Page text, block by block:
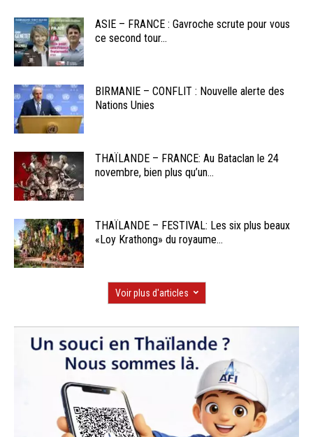
ASIE – FRANCE : Gavroche scrute pour vous
ce second tour...
BIRMANIE – CONFLIT : Nouvelle alerte des
Nations Unies
THAÏLANDE – FRANCE: Au Bataclan le 24
novembre, bien plus qu’un...
THAÏLANDE – FESTIVAL: Les six plus beaux
«Loy Krathong» du royaume...
Voir plus d'articles